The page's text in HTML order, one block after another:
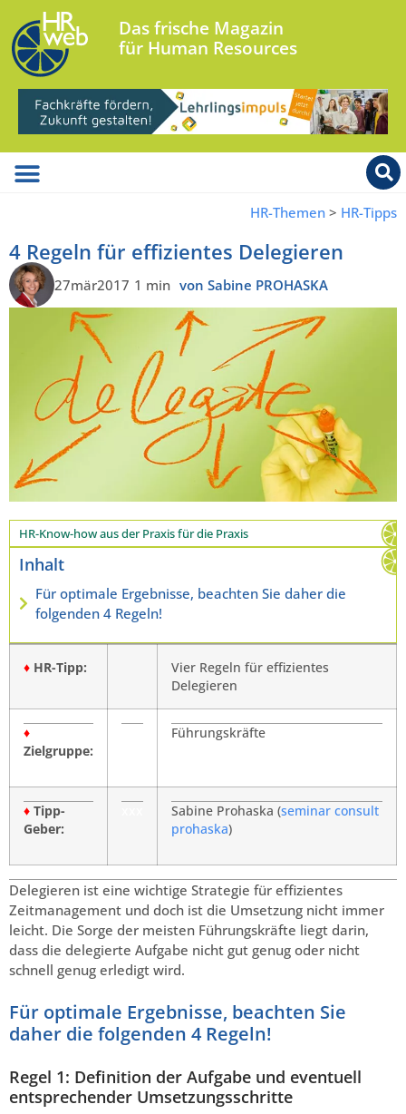
Das frische Magazin
für Human Resources
HR-Themen > HR-Tipps
4 Regeln für effizientes Delegieren
27mär2017 1 min von Sabine PROHASKA
HR-Know-how aus der Praxis für die Praxis
Inhalt
Für optimale Ergebnisse, beachten Sie daher die
folgenden 4 Regeln!
♦ HR-Tipp:
Vier Regeln für effizientes
Delegieren
♦
Zielgruppe:
Führungskräfte
♦ Tipp-
Geber:
Sabine Prohaska (seminar consult
prohaska)
Delegieren ist eine wichtige Strategie für effizientes
Zeitmanagement und doch ist die Umsetzung nicht immer
leicht. Die Sorge der meisten Führungskräfte liegt darin,
dass die delegierte Aufgabe nicht gut genug oder nicht
schnell genug erledigt wird.
Für optimale Ergebnisse, beachten Sie
daher die folgenden 4 Regeln!
Regel 1: Definition der Aufgabe und eventuell
entsprechender Umsetzungsschritte